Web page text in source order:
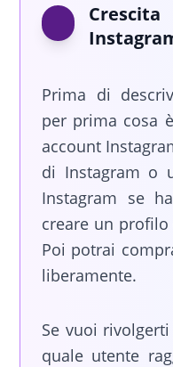
Prima di
per prima cosa
account
di Instagram o
Instagram se
creare un
Poi potrai
liberamente.
Se vuoi
quale utente